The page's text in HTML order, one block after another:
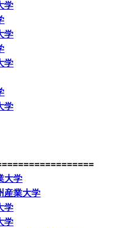
学
学
学
学
大学
産業大学
学
学